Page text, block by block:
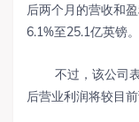
后两个月的营收和
6.1%至25.1亿英镑。
不过，该公司
后营业利润将较目